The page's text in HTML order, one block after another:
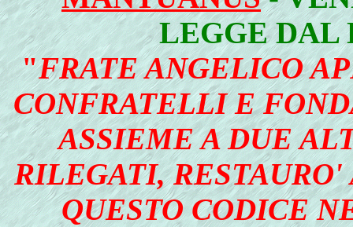
LEGGE DAL
"FRATE ANGELICO
CONFRATELLI E
ASSIEME A DUE
RILEGATI,
QUESTO CODICE